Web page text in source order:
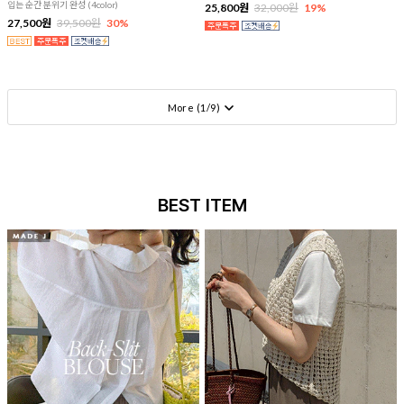
입는 순간 분위기 완성 (4color)
27,500원 39,500원 30%
25,800원 32,000원 19%
More (1 /9)
BEST ITEM